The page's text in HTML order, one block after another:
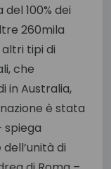
100% dei
260mila
tipi di
che
in Australia,
è stata
spiega
di